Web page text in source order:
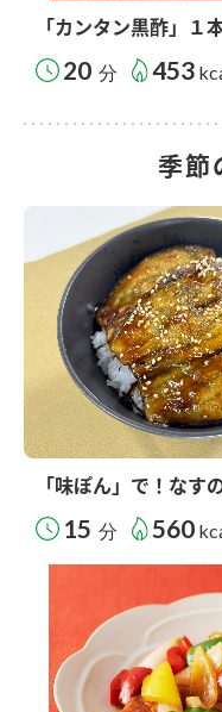
「カンタン黒酢」１
20 分 453
季節
「味ぽん」で！なす
15 分 560